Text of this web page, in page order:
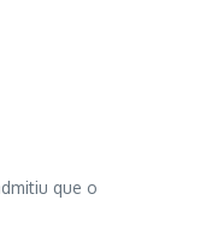
que o